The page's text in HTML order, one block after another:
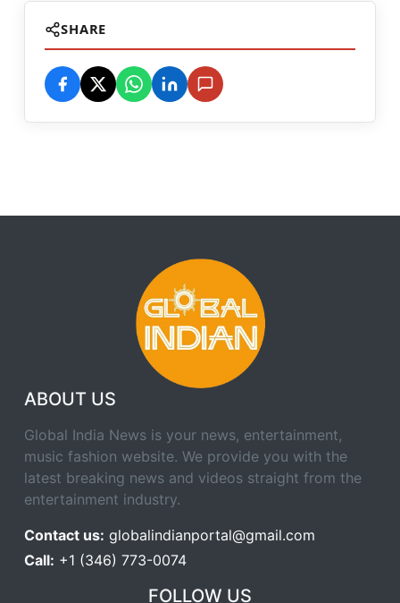
SHARE
ABOUT US
Global India News is your news, entertainment,
music fashion website. We provide you with the
latest breaking news and videos straight from the
entertainment industry.
Contact us: globalindianportal@gmail.com
Call: +1 (346) 773-0074
FOLLOW US